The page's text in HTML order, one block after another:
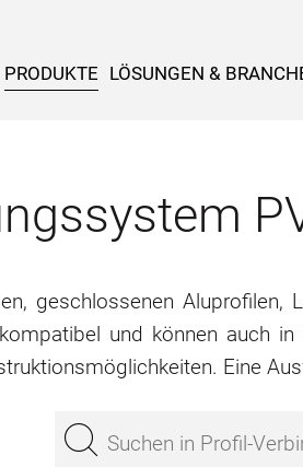
PRODUKTE LÖSUNGEN &
geschlossenen
und können auch
Eine